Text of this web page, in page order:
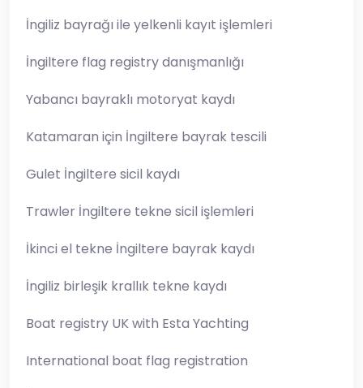
İngiliz bayrağı ile yelkenli kayıt işlemleri
İngiltere flag registry danışmanlığı
Yabancı bayraklı motoryat kaydı
Katamaran için İngiltere bayrak tescili
Gulet İngiltere sicil kaydı
Trawler İngiltere tekne sicil işlemleri
İkinci el tekne İngiltere bayrak kaydı
İngiliz birleşik krallık tekne kaydı
Boat registry UK with Esta Yachting
International boat flag registration